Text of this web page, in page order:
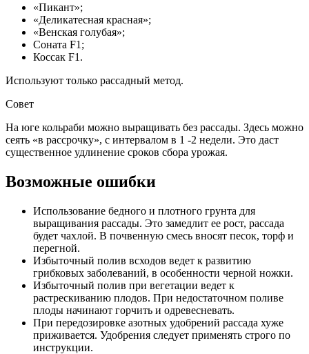
«Пикант»;
«Деликатесная красная»;
«Венская голубая»;
Соната F1;
Коссак F1.
Используют только рассадный метод.
Совет
На юге кольраби можно выращивать без рассады. Здесь можно
сеять «в рассрочку», с интервалом в 1 -2 недели. Это даст
существенное удлинение сроков сбора урожая.
Возможные ошибки
Использование бедного и плотного грунта для
выращивания рассады. Это замедлит ее рост, рассада
будет чахлой. В почвенную смесь вносят песок, торф и
перегной.
Избыточный полив всходов ведет к развитию
грибковых заболеваний, в особенности черной ножки.
Избыточный полив при вегетации ведет к
растрескиванию плодов. При недостаточном поливе
плоды начинают горчить и одревесневать.
При передозировке азотных удобрений рассада хуже
приживается. Удобрения следует применять строго по
инструкции.